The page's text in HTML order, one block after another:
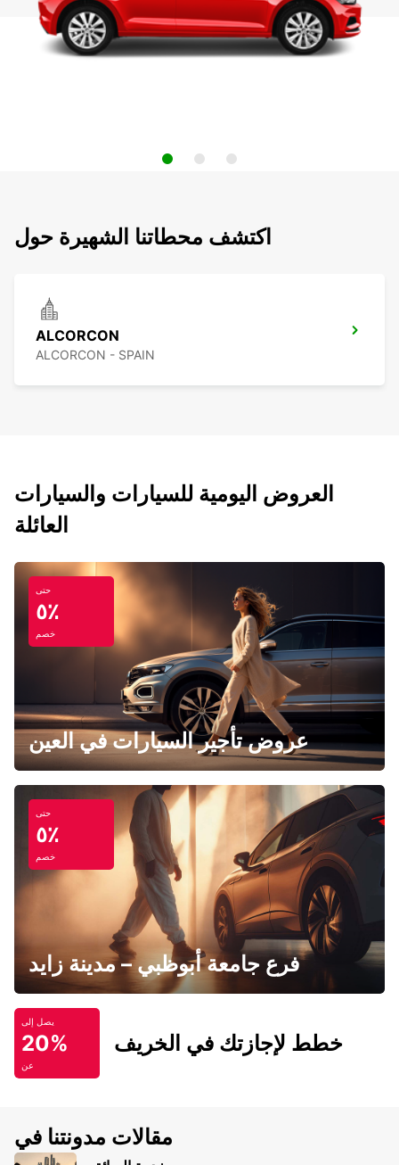
اكتشف محطاتنا الشهيرة حول
ALCORCON
ALCORCON - SPAIN
العروض اليومية للسيارات والسيارات
العائلة
حتى
٥٪
خصم
عروض تأجير السيارات في العين
حتى
٥٪
خصم
فرع جامعة أبوظبي – مدينة زايد
يصل إلى
20%
عن
خطط لإجازتك في الخريف
مقالات مدونتنا في